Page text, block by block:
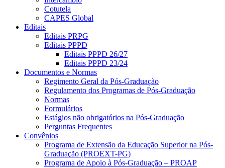
Cotutela
CAPES Global
Editais
Editais PRPG
Editais PPPD
Editais PPPD 26/27
Editais PPPD 23/24
Documentos e Normas
Regimento Geral da Pós-Graduação
Regulamento dos Programas de Pós-Graduação
Normas
Formulários
Estágios não obrigatórios na Pós-Graduação
Perguntas Frequentes
Convênios
Programa de Extensão da Educação Superior na Pós-
Graduação (PROEXT-PG)
Programa de Apoio à Pós-Graduação – PROAP